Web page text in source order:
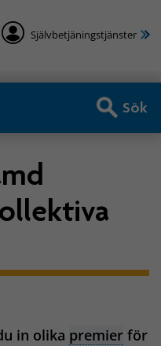
Självbetjäningstjänster
Sök
in olika premier för